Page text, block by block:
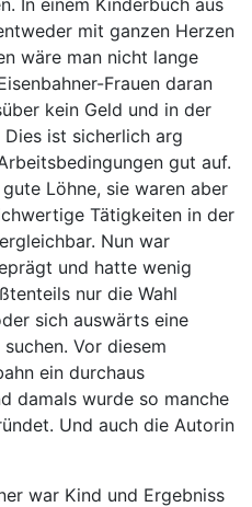
In einem Kinderbuch aus
mit ganzen Herzen
wäre man nicht lange
Frauen daran
kein Geld und in der
ist sicherlich arg
gut auf.
Löhne, sie waren aber
Tätigkeiten in der
Nun war
und hatte wenig
nur die Wahl
sich auswärts eine
Vor diesem
ein durchaus
damals wurde so manche
Und auch die Autorin
war Kind und Ergebniss